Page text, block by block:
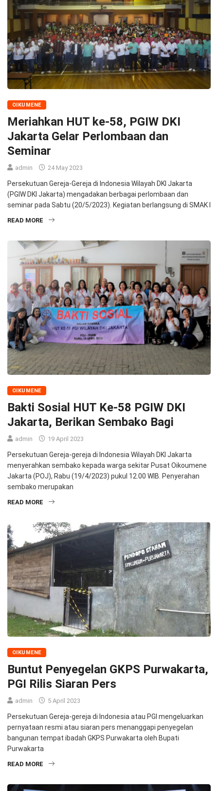
OIKUMENE
Meriahkan HUT ke-58, PGIW DKI
Jakarta Gelar Perlombaan dan
Seminar
admin 24 May 2023
Persekutuan Gereja-Gereja di Indonesia Wilayah DKI Jakarta
(PGIW DKI Jakarta) mengadakan berbagai perlombaan dan
seminar pada Sabtu (20/5/2023). Kegiatan berlangsung di SMAK I
READ MORE
OIKUMENE
Bakti Sosial HUT Ke-58 PGIW DKI
Jakarta, Berikan Sembako Bagi
admin 19 April 2023
Persekutuan Gereja-gereja di Indonesia Wilayah DKI Jakarta
menyerahkan sembako kepada warga sekitar Pusat Oikoumene
Jakarta (POJ), Rabu (19/4/2023) pukul 12.00 WIB. Penyerahan
sembako merupakan
READ MORE
OIKUMENE
Buntut Penyegelan GKPS Purwakarta,
PGI Rilis Siaran Pers
admin 5 April 2023
Persekutuan Gereja-gereja di Indonesia atau PGI mengeluarkan
pernyataan resmi atau siaran pers menanggapi penyegelan
bangunan tempat ibadah GKPS Purwakarta oleh Bupati
Purwakarta
READ MORE